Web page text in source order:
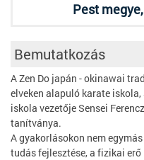
Pest
Bemutatkozás
A Zen Do japán - okinawai
elveken alapuló karate
iskola vezetője Sensei
tanítványa.
A gyakorlásokon nem
tudás fejlesztése, a fizikai